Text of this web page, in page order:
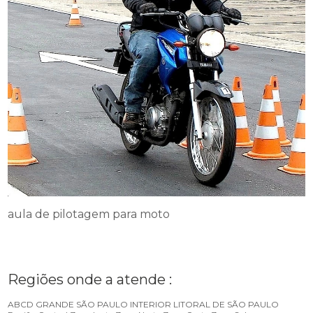
aula de pilotagem para moto
Regiões onde a atende :
ABCD GRANDE SÃO PAULO INTERIOR LITORAL DE SÃO PAULO